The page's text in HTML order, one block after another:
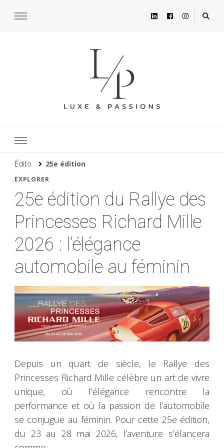
Édito 25e édition
EXPLORER
25e édition du Rallye des
Princesses Richard Mille
2026 : l’élégance
automobile au féminin
Depuis un quart de siècle, le Rallye des
Princesses Richard Mille célèbre un art de vivre
unique, où l’élégance rencontre la
performance et où la passion de l’automobile
se conjugue au féminin. Pour cette 25e édition,
du 23 au 28 mai 2026, l’aventure s’élancera